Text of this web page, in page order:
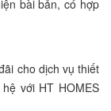
bài bản, có hợp
cho dịch vụ thiết
với HT HOMES